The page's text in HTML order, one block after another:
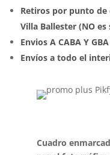
Retiros por punto de
Villa Ballester (NO
Envios A CABA Y
Envíos a todo el
Cuadro